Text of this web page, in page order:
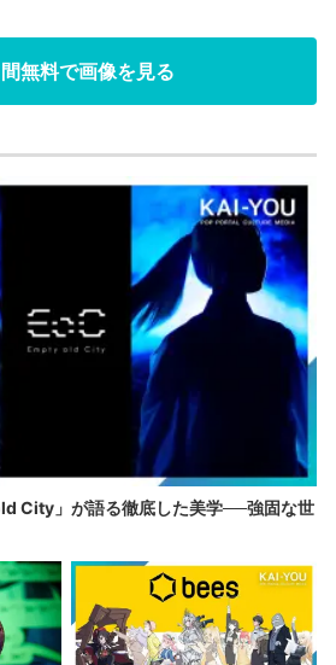
無料で画像を見る
City」が語る徹底した美学──強固な世